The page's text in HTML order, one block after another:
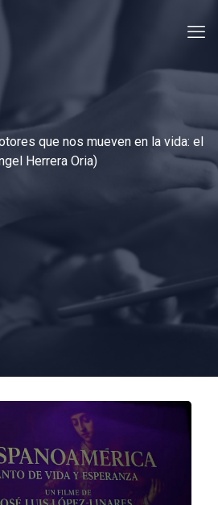
que nos mueven en la vida: el
Herrera Oria)